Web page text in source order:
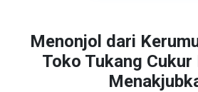
Menonjol dari
Toko Tukang Cukur